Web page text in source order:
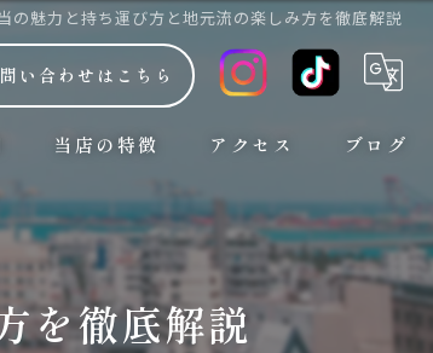
の魅力と持ち運び方と地元流の楽しみ方を徹底解説
い合わせはこちら
当店の特徴
朝7時から
観光
アクセス ブログ
コラム
を徹底解説